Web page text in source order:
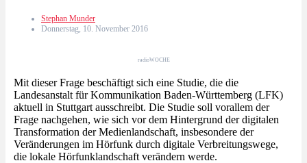
Stephan Munder
Donnerstag, 10. November 2016
radioWOCHE
Mit dieser Frage beschäftigt sich eine Studie, die die
Landesanstalt für Kommunikation Baden-Württemberg (LFK)
aktuell in Stuttgart ausschreibt. Die Studie soll vorallem der
Frage nachgehen, wie sich vor dem Hintergrund der digitalen
Transformation der Medienlandschaft, insbesondere der
Veränderungen im Hörfunk durch digitale Verbreitungswege,
die lokale Hörfunklandschaft verändern werde.